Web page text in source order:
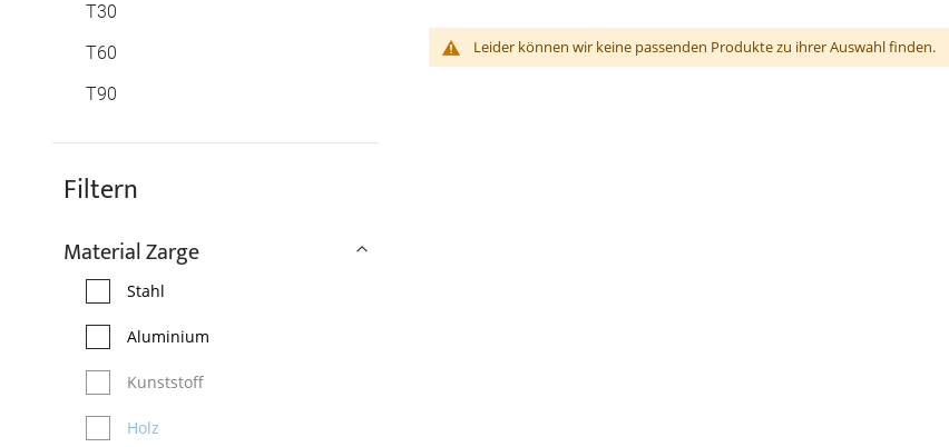
Leider können wir keine passenden Produkte zu ihrer Auswahl finden.
Filtern
Material Zarge
Stahl
Aluminium
Kunststoff
Holz
T30
T60
T90